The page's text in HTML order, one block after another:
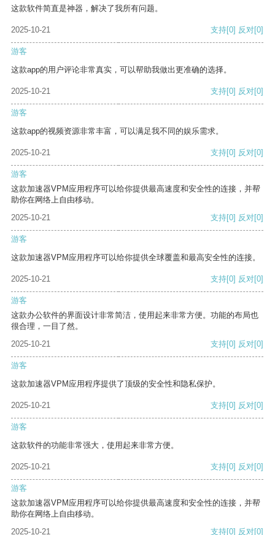
这款软件简直是神器，解决了我所有问题。
2025-10-21 支持[0] 反对[0]
游客
这款app的用户评论非常真实，可以帮助我做出更准确的选择。
2025-10-21 支持[0] 反对[0]
游客
这款app的视频资源非常丰富，可以满足我不同的娱乐需求。
2025-10-21 支持[0] 反对[0]
游客
这款加速器VPM应用程序可以给你提供最高速度和安全性的连接，并帮
助你在网络上自由移动。
2025-10-21
支持[0] 反对[0]
游客
这款加速器VPM应用程序可以给你提供全球覆盖和最高安全性的连接。
2025-10-21 支持[0] 反对[0]
游客
这款办公软件的界面设计非常简洁，使用起来非常方便。功能的布局也
很合理，一目了然。
2025-10-21
支持[0] 反对[0]
游客
这款加速器VPM应用程序提供了顶级的安全性和隐私保护。
2025-10-21 支持[0] 反对[0]
游客
这款软件的功能非常强大，使用起来非常方便。
2025-10-21 支持[0] 反对[0]
游客
这款加速器VPM应用程序可以给你提供最高速度和安全性的连接，并帮
助你在网络上自由移动。
2025-10-21
支持[0] 反对[0]